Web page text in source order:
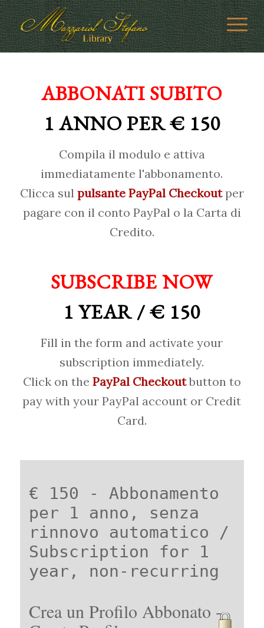
ABBONATI SUBITO
1 ANNO PER € 150
Compila il modulo e attiva
immediatamente l'abbonamento.
Clicca sul pulsante PayPal Checkoutper
pagare con il conto PayPal o la Carta di
Credito.
SUBSCRIBE NOW
1 YEAR / € 150
Fill in the form and activate your
subscription immediately.
Click on the PayPal Checkoutbutton to
pay with your PayPal account or Credit
Card.
€ 150 - Abbonamento
per 1 anno, senza
rinnovo automatico /
Subscription for 1
year, non-recurring
Crea un Profilo Abbonato -